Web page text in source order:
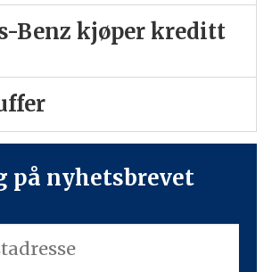
Benz kjøper kreditt
på nyhetsbrevet